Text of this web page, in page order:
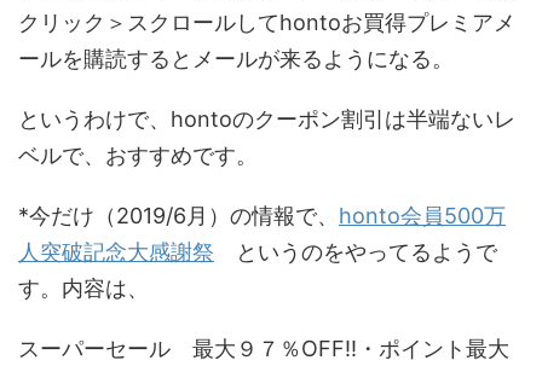
クリック＞スクロールしてhontoお買得プレミアメ
ールを購読するとメールが来るようになる。
というわけで、hontoのクーポン割引は半端ないレ
ベルで、おすすめです。
*今だけ（2019/6月）の情報で、 honto会員500万
人突破記念大感謝祭 というのをやってるようで
す。内容は、
スーパーセール 最大９７％OFF!!・ポイント最大